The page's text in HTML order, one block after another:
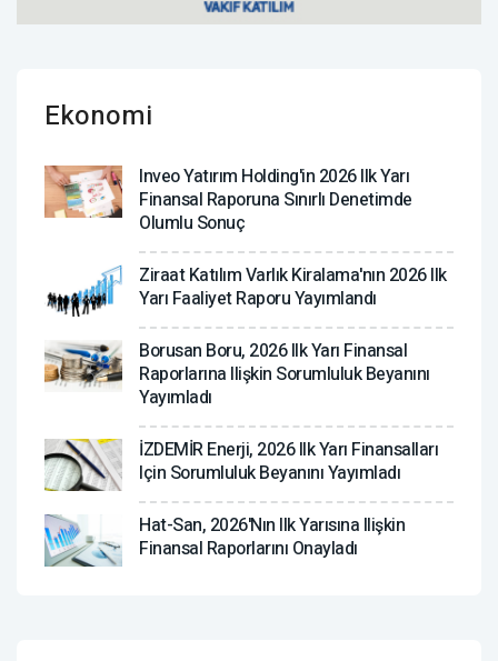
Ekonomi
Inveo Yatırım Holding'in 2026 Ilk Yarı
Finansal Raporuna Sınırlı Denetimde
Olumlu Sonuç
Ziraat Katılım Varlık Kiralama'nın 2026 Ilk
Yarı Faaliyet Raporu Yayımlandı
Borusan Boru, 2026 Ilk Yarı Finansal
Raporlarına Ilişkin Sorumluluk Beyanını
Yayımladı
İZDEMİR Enerji, 2026 Ilk Yarı Finansalları
Için Sorumluluk Beyanını Yayımladı
Hat-San, 2026'nın Ilk Yarısına Ilişkin
Finansal Raporlarını Onayladı